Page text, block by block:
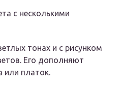
с несколькими
тонах и с рисунком
Его дополняют
или платок.